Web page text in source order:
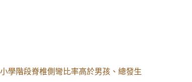
學階段脊椎側彎比率高於男孩、總發生